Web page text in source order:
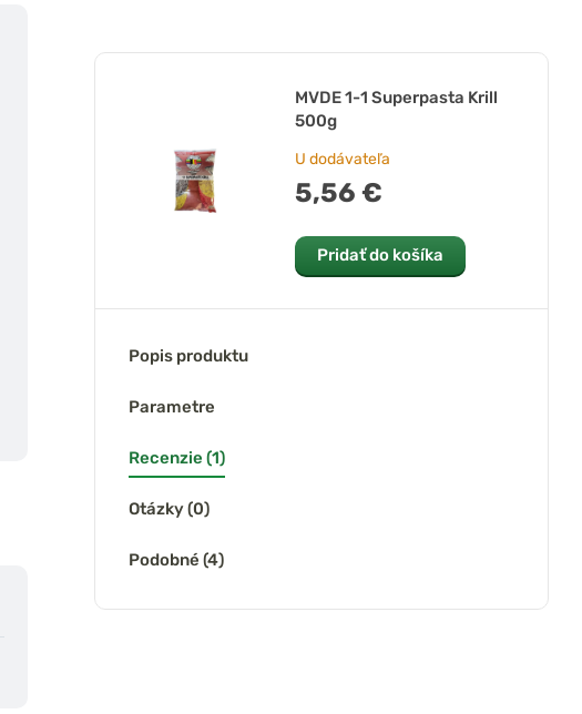
MVDE 1-1 Superpasta Krill
500g
U dodávateľa
5,56 €
Pridať do košíka
Popis produktu
Parametre
Recenzie (1)
Otázky (0)
Podobné (4)